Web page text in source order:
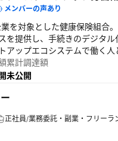
メンバーの声あり
を対象とした健康保険組合
を提供し、手続きのデジタ
アップエコシステムで働く
戦を支えるという想いを大切
累計調達額
未公開
正社員/業務委託・副業・フリーラ